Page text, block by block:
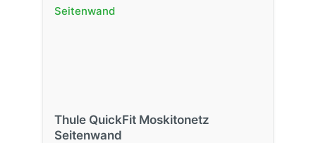
Thule QuickFit Moskitonetz
Seitenwand